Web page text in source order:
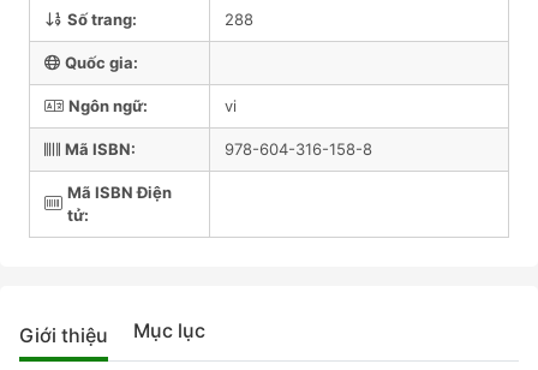
Số trang: 288
Quốc gia:
Ngôn ngữ: vi
Mã ISBN: 978-604-316-158-8
Mã ISBN Điện
tử:
Giới thiệu Mục lục